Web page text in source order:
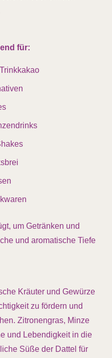
für:
um Getränken und
und aromatische Tiefe
Kräuter und Gewürze
zu fördern und
Zitronengras, Minze
und Lebendigkeit in die
Süße der Dattel für